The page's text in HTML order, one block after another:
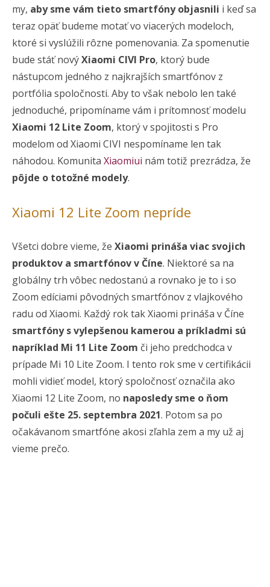
my, aby sme vám tieto smartfóny objasnili i keď sa
teraz opäť budeme motať vo viacerých modeloch,
ktoré si vyslúžili rôzne pomenovania. Za spomenutie
bude stáť novýXiaomi CIVI Pro, ktorý bude
nástupcom jedného z najkrajších smartfónov z
portfólia spoločnosti. Aby to však nebolo len také
jednoduché, pripomíname vám i prítomnosť modelu
Xiaomi 12 Lite Zoom, ktorý v spojitosti s Pro
modelom od Xiaomi CIVI nespomíname len tak
náhodou. Komunita Xiaomiui nám totiž prezrádza, že
pôjde o totožné modely.
Xiaomi 12 Lite Zoom nepríde
Všetci dobre vieme, že Xiaomi prináša viac svojich
produktov a smartfónov v Číne. Niektoré sa na
globálny trh vôbec nedostanú a rovnako je to i so
Zoom edíciami pôvodných smartfónov z vlajkového
radu od Xiaomi. Každý rok tak Xiaomi prináša v Číne
smartfóny s vylepšenou kamerou a príkladmi sú
napríklad Mi 11 Lite Zoom či jeho predchodca v
prípade Mi 10 Lite Zoom. I tento rok sme v certifikácii
mohli vidieť model, ktorý spoločnosť označila ako
Xiaomi 12 Lite Zoom, no naposledy sme o ňom
počuli ešte 25. septembra 2021. Potom sa po
očakávanom smartfóne akosi zľahla zem a my už aj
vieme prečo.